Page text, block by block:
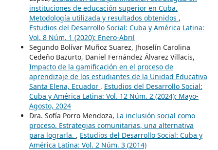
instituciones de educación superior en Cuba.
Metodología utilizada y resultados obtenidos ,
Estudios del Desarrollo Social: Cuba y América Latina:
Vol. 8 Núm. 1 (2020): Enero-Abril
Segundo Bolívar Muñoz Suarez, Jhoselín Carolina
Cedeño Bazurto, Daniel Fernández Álvarez Villacis,
Impacto de la gamificación en el proceso de
aprendizaje de los estudiantes de la Unidad Educativa
Santa Elena, Ecuador , Estudios del Desarrollo Social:
Cuba y América Latina: Vol. 12 Núm. 2 (2024): Mayo-
Agosto, 2024
Dra. Sofía Porro Mendoza, La inclusión social como
proceso. Estrategias comunitarias, una alternativa
para lograrla. , Estudios del Desarrollo Social: Cuba y
América Latina: Vol. 2 Núm. 3 (2014)